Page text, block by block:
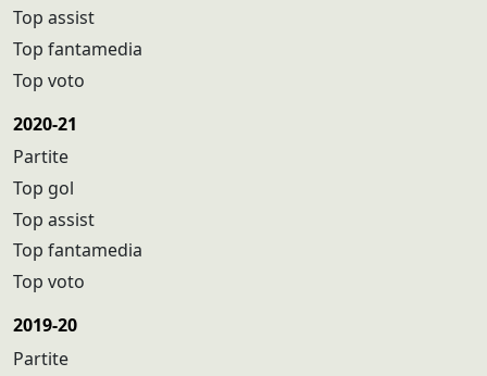
Top assist
Top fantamedia
Top voto
2020-21
Partite
Top gol
Top assist
Top fantamedia
Top voto
2019-20
Partite